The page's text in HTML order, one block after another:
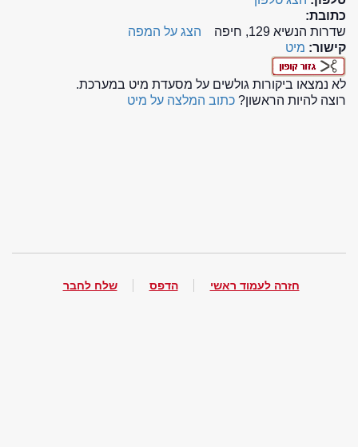
כתובת:
שדרות הנשיא 129, חיפה
הצג על המפה
קישור: מיט
לא נמצאו ביקורות גולשים על מסעדת מיט במערכת.
רוצה להיות הראשון? כתוב המלצה על מיט
חזרה לעמוד ראשי הדפס שלח לחבר